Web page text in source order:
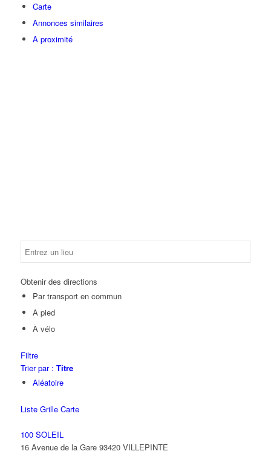
Carte
Annonces similaires
A proximité
Obtenir des directions
Par transport en commun
A pied
À vélo
Filtre
Trier par : Titre
Aléatoire
Liste Grille Carte
100 SOLEIL
16 Avenue de la Gare 93420 VILLEPINTE